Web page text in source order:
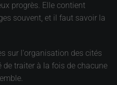
progrès. Elle contient
souvent, et il faut savoir la
sur l'organisation des cités
traiter à la fois de chacune